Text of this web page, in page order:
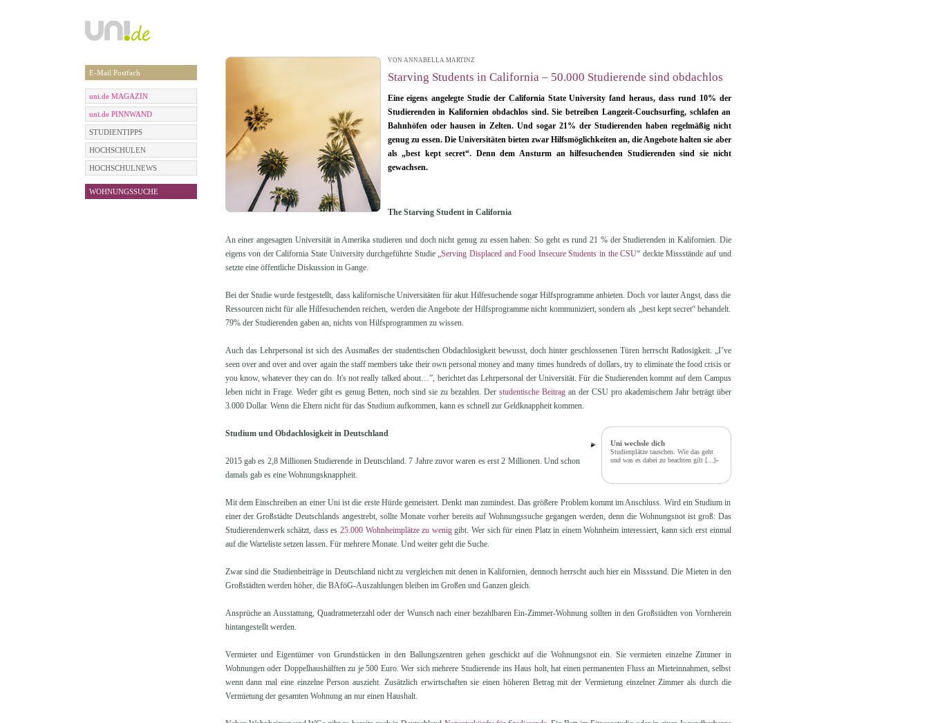
E-Mail Postfach
uni.de MAGAZIN
uni.de PINNWAND
STUDIENTIPPS
HOCHSCHULEN
HOCHSCHULNEWS
WOHNUNGSSUCHE
VON ANNABELLA MARTINZ
Starving Students in California – 50.000 Studierende sind obdachlos
Eine eigens angelegte Studie der California State University fand heraus, dass rund 10% der
Studierenden in Kalifornien obdachlos sind. Sie betreiben Langzeit-Couchsurfing, schlafen an
Bahnhöfen oder hausen in Zelten. Und sogar 21% der Studierenden haben regelmäßig nicht
genug zu essen. Die Universitäten bieten zwar Hilfsmöglichkeiten an, die Angebote halten sie aber
als „best kept secret“. Denn dem Ansturm an hilfesuchenden Studierenden sind sie nicht
gewachsen.
The Starving Student in California
An einer angesagten Universität in Amerika studieren und doch nicht genug zu essen haben: So geht es rund 21 % der Studierenden in Kalifornien. Die
eigens von der California State University durchgeführte Studie „Serving Displaced and Food Insecure Students in the CSU“ deckte Missstände auf und
setzte eine öffentliche Diskussion in Gange.
Bei der Studie wurde festgestellt, dass kalifornische Universitäten für akut Hilfesuchende sogar Hilfsprogramme anbieten. Doch vor lauter Angst, dass die
Ressourcen nicht für alle Hilfesuchenden reichen, werden die Angebote der Hilfsprogramme nicht kommuniziert, sondern als „best kept secret“ behandelt.
79% der Studierenden gaben an, nichts von Hilfsprogrammen zu wissen.
Auch das Lehrpersonal ist sich des Ausmaßes der studentischen Obdachlosigkeit bewusst, doch hinter geschlossenen Türen herrscht Ratlosigkeit. „I’ve
seen over and over and over again the staff members take their own personal money and many times hundreds of dollars, try to eliminate the food crisis or
you know, whatever they can do. It's not really talked about…”, berichtet das Lehrpersonal der Universität. Für die Studierenden kommt auf dem Campus
leben nicht in Frage. Weder gibt es genug Betten, noch sind sie zu bezahlen. Der studentische Beitragan der CSU pro akademischem Jahr beträgt über
3.000 Dollar. Wenn die Eltern nicht für das Studium aufkommen, kann es schnell zur Geldknappheit kommen.
Uni wechsle dich
Studienplätze tauschen. Wie das geht
und was es dabei zu beachten gilt [...]»
Studium und Obdachlosigkeit in Deutschland
2015 gab es 2,8 Millionen Studierende in Deutschland. 7 Jahre zuvor waren es erst 2 Millionen. Und schon
damals gab es eine Wohnungsknappheit.
Mit dem Einschreiben an einer Uni ist die erste Hürde gemeistert. Denkt man zumindest. Das größere Problem kommt im Anschluss. Wird ein Studium in
einer der Großstädte Deutschlands angestrebt, sollte Monate vorher bereits auf Wohnungssuche gegangen werden, denn die Wohnungsnot ist groß: Das
Studierendenwerk schätzt, dass es 25.000 Wohnheimplätze zu weniggibt. Wer sich für einen Platz in einem Wohnheim interessiert, kann sich erst einmal
auf die Warteliste setzen lassen. Für mehrere Monate. Und weiter geht die Suche.
Zwar sind die Studienbeiträge in Deutschland nicht zu vergleichen mit denen in Kalifornien, dennoch herrscht auch hier ein Missstand. Die Mieten in den
Großstädten werden höher, die BAföG-Auszahlungen bleiben im Großen und Ganzen gleich.
Ansprüche an Ausstattung, Quadratmeterzahl oder der Wunsch nach einer bezahlbaren Ein-Zimmer-Wohnung sollten in den Großstädten von Vornherein
hintangestellt werden.
Vermieter und Eigentümer von Grundstücken in den Ballungszentren gehen geschickt auf die Wohnungsnot ein. Sie vermieten einzelne Zimmer in
Wohnungen oder Doppelhaushälften zu je 500 Euro. Wer sich mehrere Studierende ins Haus holt, hat einen permanenten Fluss an Mieteinnahmen, selbst
wenn dann mal eine einzelne Person auszieht. Zusätzlich erwirtschaften sie einen höheren Betrag mit der Vermietung einzelner Zimmer als durch die
Vermietung der gesamten Wohnung an nur einen Haushalt.